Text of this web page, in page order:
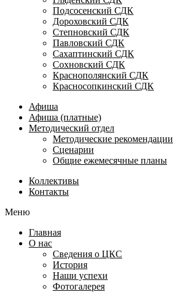
Подсосенский СДК
Дороховский СДК
Степновский СДК
Павловский СДК
Сахаптинский СДК
Сохновский СДК
Краснополянский СДК
Красносопкинский СДК
Афиша
Афиша (платные)
Методический отдел
Методические рекомендации
Сценарии
Общие ежемесячные планы
Коллективы
Контакты
Меню
Главная
О нас
Сведения о ЦКС
История
Наши успехи
Фотогалерея